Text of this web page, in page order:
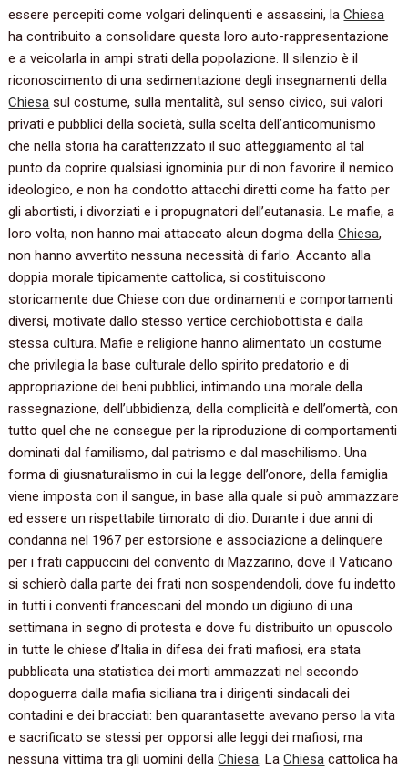
essere percepiti come volgari delinquenti e assassini, laChiesa
ha contribuito a consolidare questa loro auto-rappresentazione
e a veicolarla in ampi strati della popolazione. Il silenzio è il
riconoscimento di una sedimentazione degli insegnamenti della
Chiesa sul costume, sulla mentalità, sul senso civico, sui valori
privati e pubblici della società, sulla scelta dell’anticomunismo
che nella storia ha caratterizzato il suo atteggiamento al tal
punto da coprire qualsiasi ignominia pur di non favorire il nemico
ideologico, e non ha condotto attacchi diretti come ha fatto per
gli abortisti, i divorziati e i propugnatori dell’eutanasia. Le mafie, a
loro volta, non hanno mai attaccato alcun dogma dellaChiesa,
non hanno avvertito nessuna necessità di farlo. Accanto alla
doppia morale tipicamente cattolica, si costituiscono
storicamente due Chiese con due ordinamenti e comportamenti
diversi, motivate dallo stesso vertice cerchiobottista e dalla
stessa cultura. Mafie e religione hanno alimentato un costume
che privilegia la base culturale dello spirito predatorio e di
appropriazione dei beni pubblici, intimando una morale della
rassegnazione, dell’ubbidienza, della complicità e dell’omertà, con
tutto quel che ne consegue per la riproduzione di comportamenti
dominati dal familismo, dal patrismo e dal maschilismo. Una
forma di giusnaturalismo in cui la legge dell’onore, della famiglia
viene imposta con il sangue, in base alla quale si può ammazzare
ed essere un rispettabile timorato di dio. Durante i due anni di
condanna nel 1967 per estorsione e associazione a delinquere
per i frati cappuccini del convento di Mazzarino, dove il Vaticano
si schierò dalla parte dei frati non sospendendoli, dove fu indetto
in tutti i conventi francescani del mondo un digiuno di una
settimana in segno di protesta e dove fu distribuito un opuscolo
in tutte le chiese d’Italia in difesa dei frati mafiosi, era stata
pubblicata una statistica dei morti ammazzati nel secondo
dopoguerra dalla mafia siciliana tra i dirigenti sindacali dei
contadini e dei bracciati: ben quarantasette avevano perso la vita
e sacrificato se stessi per opporsi alle leggi dei mafiosi, ma
nessuna vittima tra gli uomini dellaChiesa. LaChiesa cattolica ha